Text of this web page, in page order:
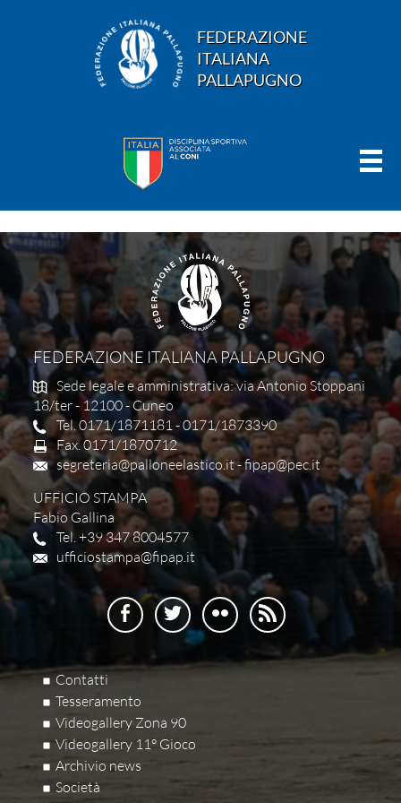
FEDERAZIONE
ITALIANA
PALLAPUGNO
FEDERAZIONE ITALIANA PALLAPUGNO
Sede legale e amministrativa: via Antonio Stoppani
18/ter - 12100 - Cuneo
Tel. 0171/1871181 - 0171/1873390
Fax. 0171/1870712
segreteria@palloneelastico.it-fipap@pec.it
UFFICIO STAMPA
Fabio Gallina
Tel. +39 347 8004577
ufficiostampa@fipap.it
Contatti
Tesseramento
Videogallery Zona 90
Videogallery 11° Gioco
Archivio news
Società